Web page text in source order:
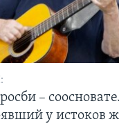
–
у истоков